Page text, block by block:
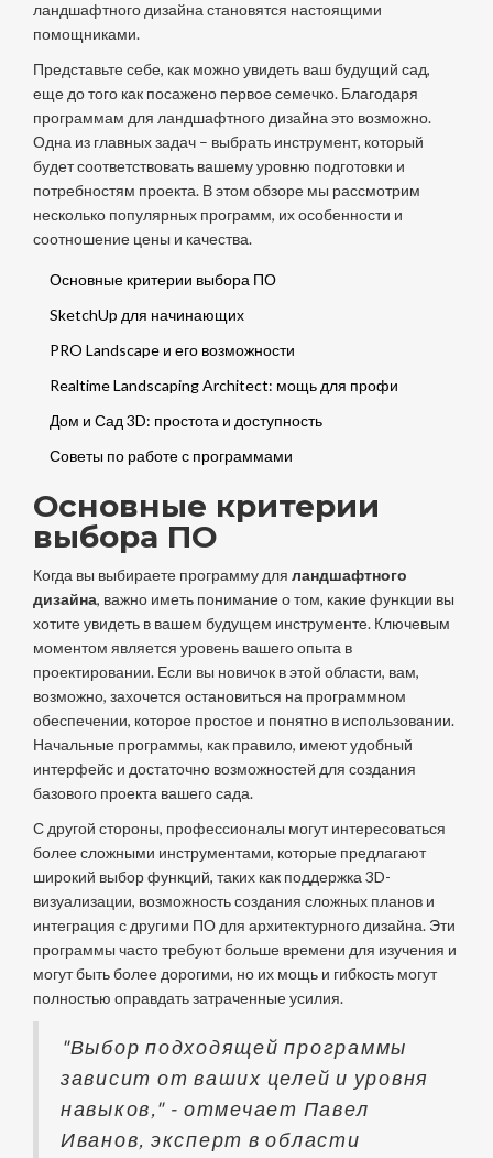
ландшафтного дизайна становятся настоящими
помощниками.
Представьте себе, как можно увидеть ваш будущий сад,
еще до того как посажено первое семечко. Благодаря
программам для ландшафтного дизайна это возможно.
Одна из главных задач – выбрать инструмент, который
будет соответствовать вашему уровню подготовки и
потребностям проекта. В этом обзоре мы рассмотрим
несколько популярных программ, их особенности и
соотношение цены и качества.
Основные критерии выбора ПО
SketchUp для начинающих
PRO Landscape и его возможности
Realtime Landscaping Architect: мощь для профи
Дом и Сад 3D: простота и доступность
Советы по работе с программами
Основные критерии
выбора ПО
Когда вы выбираете программу для ландшафтного
дизайна, важно иметь понимание о том, какие функции вы
хотите увидеть в вашем будущем инструменте. Ключевым
моментом является уровень вашего опыта в
проектировании. Если вы новичок в этой области, вам,
возможно, захочется остановиться на программном
обеспечении, которое простое и понятно в использовании.
Начальные программы, как правило, имеют удобный
интерфейс и достаточно возможностей для создания
базового проекта вашего сада.
С другой стороны, профессионалы могут интересоваться
более сложными инструментами, которые предлагают
широкий выбор функций, таких как поддержка 3D-
визуализации, возможность создания сложных планов и
интеграция с другими ПО для архитектурного дизайна. Эти
программы часто требуют больше времени для изучения и
могут быть более дорогими, но их мощь и гибкость могут
полностью оправдать затраченные усилия.
"Выбор подходящей программы
зависит от ваших целей и уровня
навыков," - отмечает Павел
Иванов, эксперт в области